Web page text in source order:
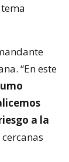
“En este
a la